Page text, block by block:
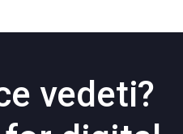
vedeti?